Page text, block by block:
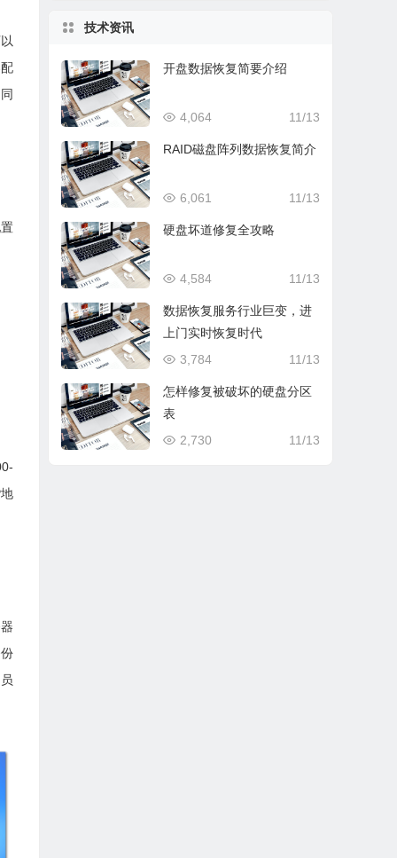
技术资讯
开盘数据恢复简要介绍
11/13
4,064
RAID磁盘阵列数据恢复简介
11/13
6,061
硬盘坏道修复全攻略
11/13
4,584
数据恢复服务行业巨变，进
上门实时恢复时代
11/13
3,784
怎样修复被破坏的硬盘分区
表
11/13
2,730